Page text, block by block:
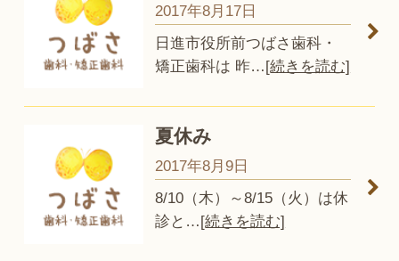
2017年8月17日
日進市役所前つばさ歯科・
矯正歯科は 昨…[続きを読む]
夏休み
2017年8月9日
8/10（木）～8/15（火）は休
診と … [続きを読む]